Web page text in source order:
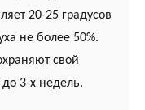
20-25 градусов
не более 50%.
свой
3-х недель.